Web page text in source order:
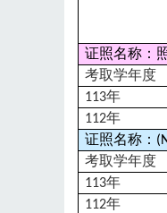
证照名称：
考取学年度
113年
112年
证照名称：
考取学年度
113年
112年